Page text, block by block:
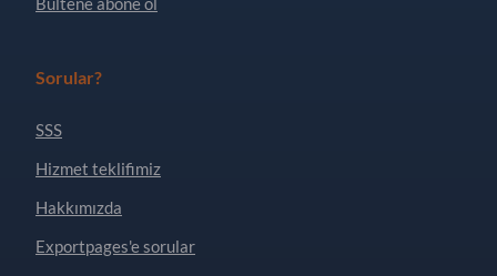
Sorular?
SSS
Hizmet teklifimiz
Hakkımızda
Exportpages'e sorular